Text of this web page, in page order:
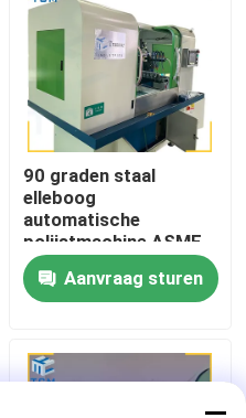
90 graden staal
elleboog
automatische
polijstmachine ASME
BPE PLC
Aanvraag sturen